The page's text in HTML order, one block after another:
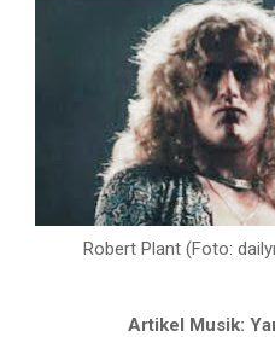
Robert Plant (Foto:
Artikel Musik: